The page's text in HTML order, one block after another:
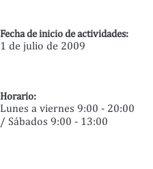
Fecha de inicio de actividades:
1 de julio de 2009
Horario:
Lunes a viernes 9:00 - 20:00
/ Sábados 9:00 - 13:00